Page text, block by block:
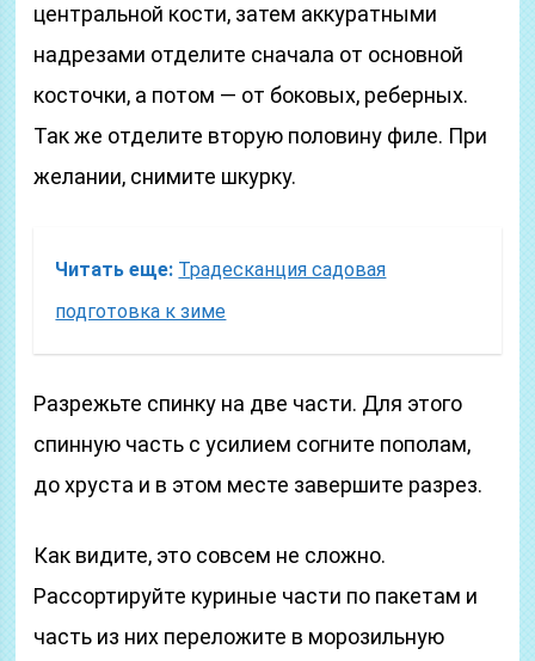
центральной кости, затем аккуратными
надрезами отделите сначала от основной
косточки, а потом — от боковых, реберных.
Так же отделите вторую половину филе. При
желании, снимите шкурку.
Читать еще: Традесканция садовая
подготовка к зиме
Разрежьте спинку на две части. Для этого
спинную часть с усилием согните пополам,
до хруста и в этом месте завершите разрез.
Как видите, это совсем не сложно.
Рассортируйте куриные части по пакетам и
часть из них переложите в морозильную